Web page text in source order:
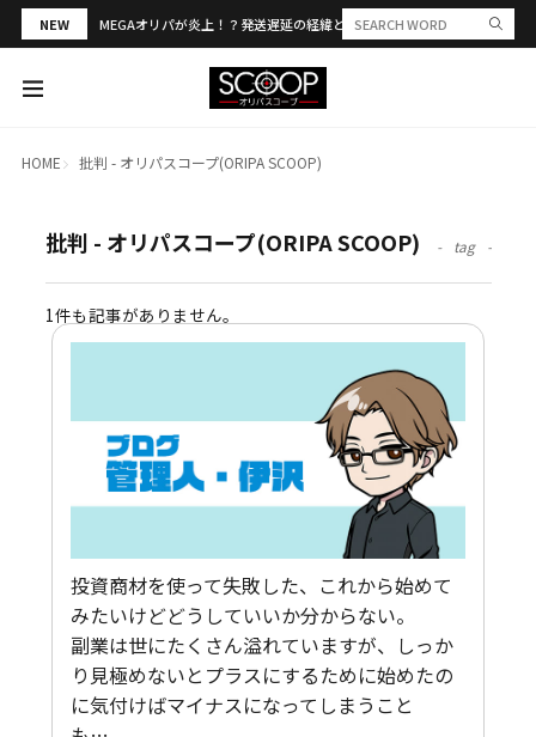
NEW MEGAオリパが炎上！？発送遅延の経緯と評判・当選報告を解説
HOME 批判 - オリパスコープ(ORIPA SCOOP)
批判 - オリパスコープ(ORIPA SCOOP) tag
1件も記事がありません。
投資商材を使って失敗した、これから始めて
みたいけどどうしていいか分からない。
副業は世にたくさん溢れていますが、しっか
り見極めないとプラスにするために始めたの
に気付けばマイナスになってしまうこと